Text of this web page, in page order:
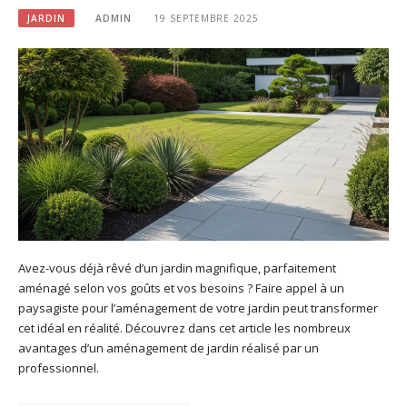
JARDIN ADMIN 19 SEPTEMBRE 2025
Avez-vous déjà rêvé d’un jardin magnifique, parfaitement
aménagé selon vos goûts et vos besoins ? Faire appel à un
paysagiste pour l’aménagement de votre jardin peut transformer
cet idéal en réalité. Découvrez dans cet article les nombreux
avantages d’un aménagement de jardin réalisé par un
professionnel.